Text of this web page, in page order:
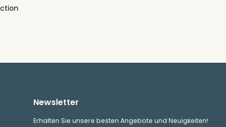
Newsletter
Erhalten Sie unsere besten Angebote und Neuigkeiten!